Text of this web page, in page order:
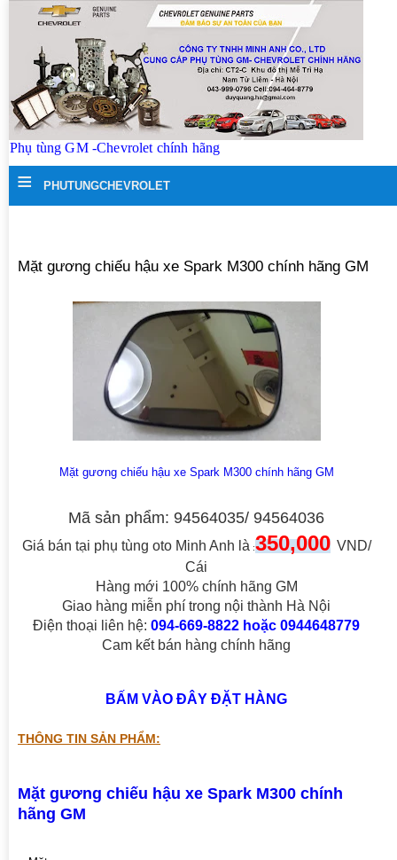
Phụ tùng GM -Chevrolet chính hãng
≡ PHUTUNGCHEVROLET
Mặt gương chiếu hậu xe Spark M300 chính hãng GM
Mặt gương chiếu hậu xe Spark M300 chính hãng GM
Mã sản phẩm: 94564035/ 94564036
Giá bán tại phụ tùng oto Minh Anh là :350,000 VND/
Cái
Hàng mới 100% chính hãng GM
Giao hàng miễn phí trong nội thành Hà Nội
Điện thoại liên hệ:094-669-8822 hoặc 0944648779
Cam kết bán hàng chính hãng
BẤM VÀO ĐÂY ĐẶT HÀNG
THÔNG TIN SẢN PHẨM:
Mặt gương chiếu hậu xe Spark M300 chính
hãng GM